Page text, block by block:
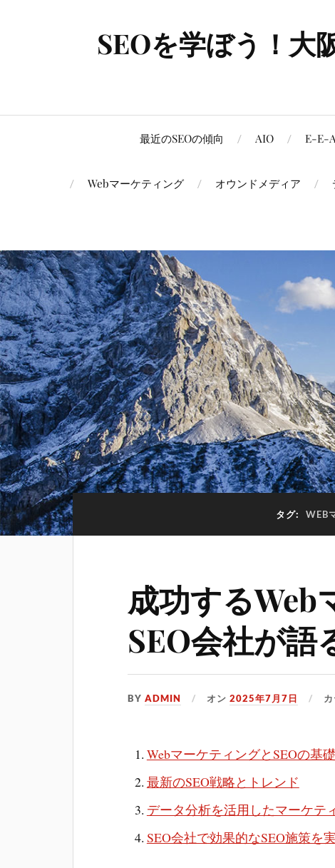
SEOを学ぼう！大
最近のSEOの傾向 AIO E-E-
Webマーケティング オウンドメディア
タグ: WEB
成功するWeb
SEO会社が語
BYADMIN オン2025年7月7日
WebマーケティングとSEOの基
最新のSEO戦略とトレンド
データ分析を活用したマーケテ
SEO会社で効果的なSEO施策を